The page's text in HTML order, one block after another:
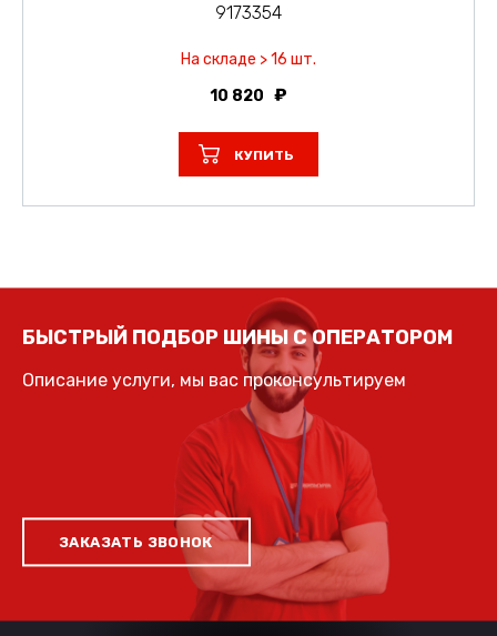
9173354
На складе > 16 шт.
10 820
КУПИТЬ
БЫСТРЫЙ ПОДБОР ШИНЫ С ОПЕРАТОРОМ
Описание услуги, мы вас проконсультируем
ЗАКАЗАТЬ ЗВОНОК